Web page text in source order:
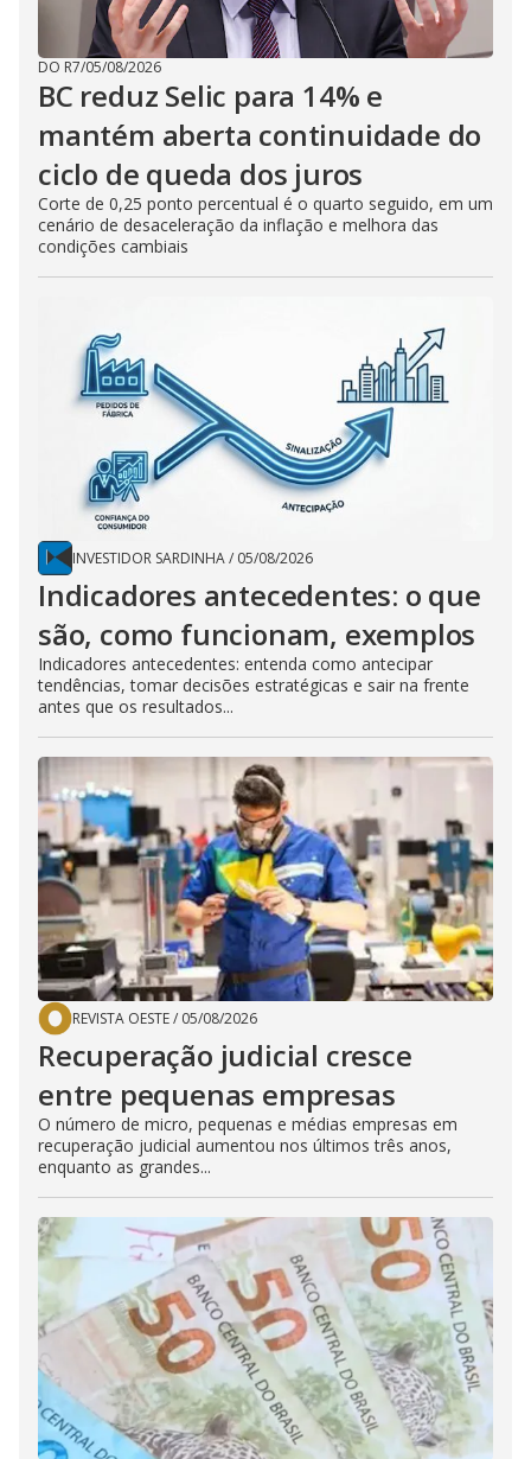
DO R7/05/08/2026
BC reduz Selic para 14% e
mantém aberta continuidade do
ciclo de queda dos juros
Corte de 0,25 ponto percentual é o quarto seguido, em um
cenário de desaceleração da inflação e melhora das
condições cambiais
INVESTIDOR SARDINHA/ 05/08/2026
Indicadores antecedentes: o que
são, como funcionam, exemplos
Indicadores antecedentes: entenda como antecipar
tendências, tomar decisões estratégicas e sair na frente
antes que os resultados...
REVISTA OESTE/ 05/08/2026
Recuperação judicial cresce
entre pequenas empresas
O número de micro, pequenas e médias empresas em
recuperação judicial aumentou nos últimos três anos,
enquanto as grandes...